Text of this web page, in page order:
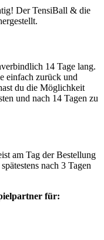
Der TensiBall & die
14 Tage lang.
einfach zurück und
du die Möglichkeit
und nach 14 Tagen zu
am Tag der Bestellung
nach 3 Tagen
für: